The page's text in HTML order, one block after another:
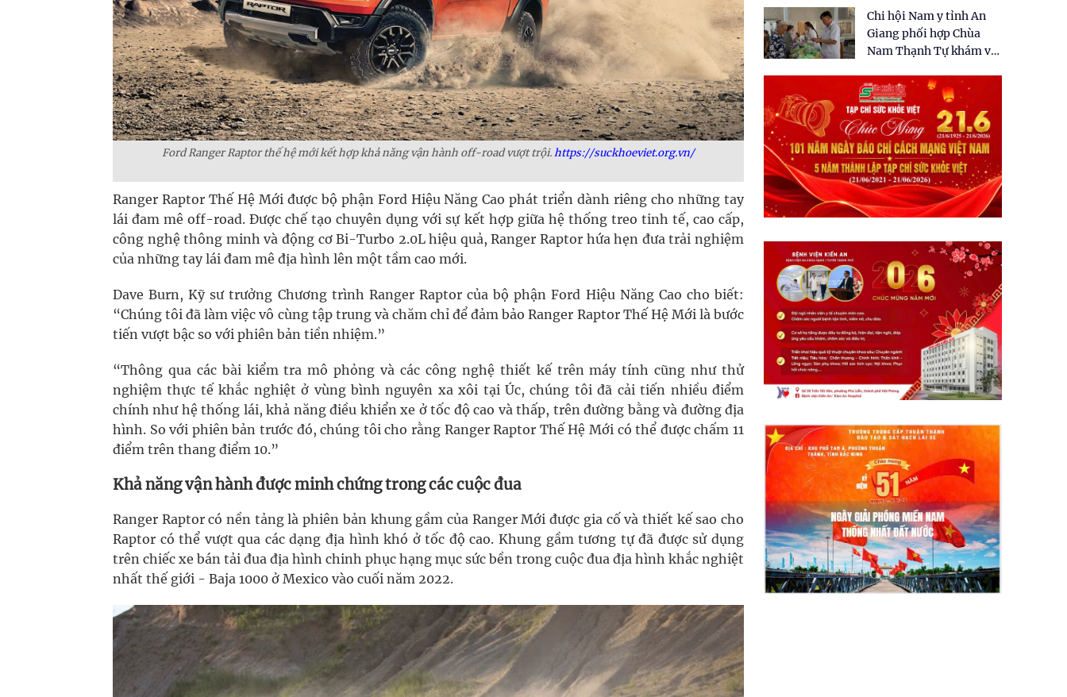
Ford Ranger Raptor thế hệ mới kết hợp khả năng vận hành off-road vượt trội.https://suckhoeviet.org.vn/
Ranger Raptor Thế Hệ Mới được bộ phận Ford Hiệu Năng Cao phát triển dành riêng cho những tay
lái đam mê off-road. Được chế tạo chuyên dụng với sự kết hợp giữa hệ thống treo tinh tế, cao cấp,
công nghệ thông minh và động cơ Bi-Turbo 2.0L hiệu quả, Ranger Raptor hứa hẹn đưa trải nghiệm
của những tay lái đam mê địa hình lên một tầm cao mới.
Dave Burn, Kỹ sư trưởng Chương trình Ranger Raptor của bộ phận Ford Hiệu Năng Cao cho biết:
“Chúng tôi đã làm việc vô cùng tập trung và chăm chỉ để đảm bảo Ranger Raptor Thế Hệ Mới là bước
tiến vượt bậc so với phiên bản tiền nhiệm.”
“Thông qua các bài kiểm tra mô phỏng và các công nghệ thiết kế trên máy tính cũng như thử
nghiệm thực tế khắc nghiệt ở vùng bình nguyên xa xôi tại Úc, chúng tôi đã cải tiến nhiều điểm
chính như hệ thống lái, khả năng điều khiển xe ở tốc độ cao và thấp, trên đường bằng và đường địa
hình. So với phiên bản trước đó, chúng tôi cho rằng Ranger Raptor Thế Hệ Mới có thể được chấm 11
điểm trên thang điểm 10.”
Khả năng vận hành được minh chứng trong các cuộc đua
Ranger Raptor có nền tảng là phiên bản khung gầm của Ranger Mới được gia cố và thiết kế sao cho
Raptor có thể vượt qua các dạng địa hình khó ở tốc độ cao. Khung gầm tương tự đã được sử dụng
trên chiếc xe bán tải đua địa hình chinh phục hạng mục sức bền trong cuộc đua địa hình khắc nghiệt
nhất thế giới - Baja 1000 ở Mexico vào cuối năm 2022.
dân tại xã Tân Tập
Chi hội Nam y tỉnh An
Giang phối hợp Chùa
Nam Thạnh Tự khám và
nhân dân